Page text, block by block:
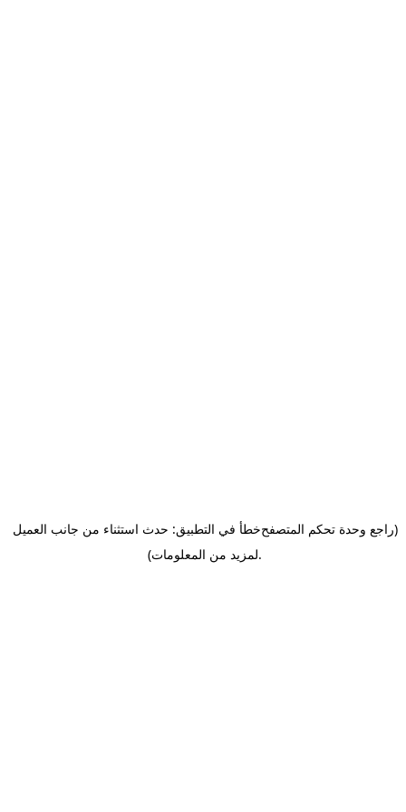
خطأ في التطبيق: حدث استثناء من جانب العميل(راجع وحدة تحكم المتصفح
لمزيد من المعلومات).